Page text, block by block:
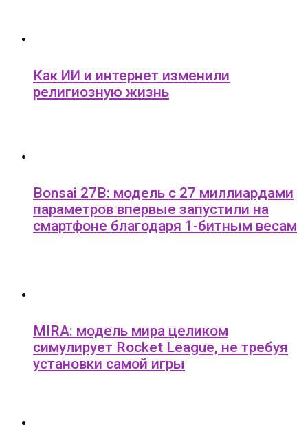
Как ИИ и интернет изменили
религиозную жизнь
Bonsai 27B: модель с 27 миллиардами
параметров впервые запустили на
смартфоне благодаря 1-битным весам
MIRA: модель мира целиком
симулирует Rocket League, не требуя
установки самой игры